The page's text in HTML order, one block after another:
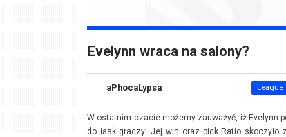
Evelynn wraca na salony?
aPhocaLypsa League
W ostatnim czacie możemy zauważyć, iż Evelynn
do łask graczy! Jej win oraz pick Ratio skoczyło